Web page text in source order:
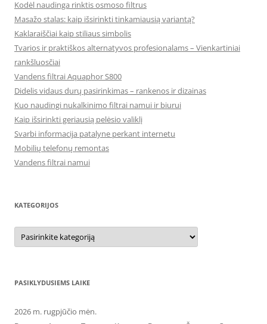
Kodėl naudinga rinktis osmoso filtrus
Masažo stalas: kaip išsirinkti tinkamiausią variantą?
Kaklaraiščiai kaip stiliaus simbolis
Tvarios ir praktiškos alternatyvos profesionalams – Vienkartiniai
rankšluosčiai
Vandens filtrai Aquaphor S800
Didelis vidaus durų pasirinkimas – rankenos ir dizainas
Kuo naudingi nukalkinimo filtrai namui ir biurui
Kaip išsirinkti geriausią pelėsio valiklį
Svarbi informacija patalyne perkant internetu
Mobilių telefonų remontas
Vandens filtrai namui
KATEGORIJOS
Kategorijos
PASIKLYDUSIEMS LAIKE
2026 m. rugpjūčio mėn.